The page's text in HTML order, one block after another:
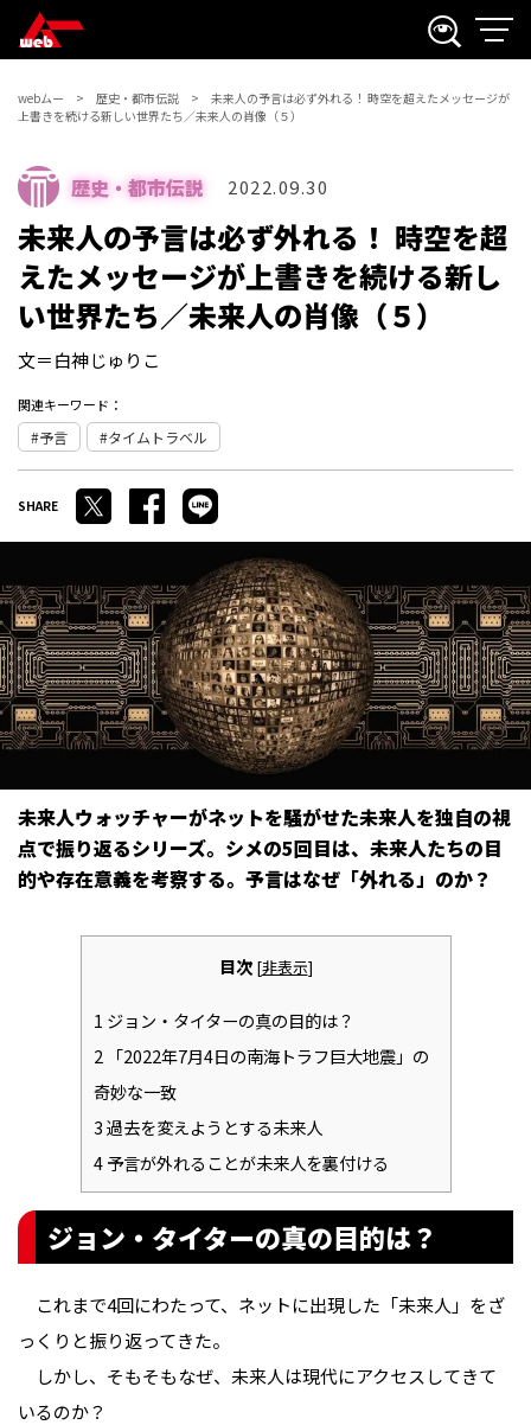
webムー 歴史・都市伝説
未来人の予言は必ず外れる！ 時空を超えたメッセージが
上書きを続ける新しい世界たち／未来人の肖像（５）
歴史・都市伝説 2022.09.30
未来人の予言は必ず外れる！ 時空を超
えたメッセージが上書きを続ける新し
い世界たち／未来人の肖像（５）
文＝白神じゅりこ
関連キーワード：
予言 タイムトラベル
未来人ウォッチャーがネットを騒がせた未来人を独自の視
点で振り返るシリーズ。シメの5回目は、未来人たちの目
的や存在意義を考察する。予言はなぜ「外れる」のか？
目次 [非表示]
1 ジョン・タイターの真の目的は？
2「2022年7月4日の南海トラフ巨大地震」の
奇妙な一致
3過去を変えようとする未来人
4予言が外れることが未来人を裏付ける
ジョン・タイターの真の目的は？
これまで4回にわたって、ネットに出現した「未来人」をざ
っくりと振り返ってきた。
しかし、そもそもなぜ、未来人は現代にアクセスしてきて
いるのか？